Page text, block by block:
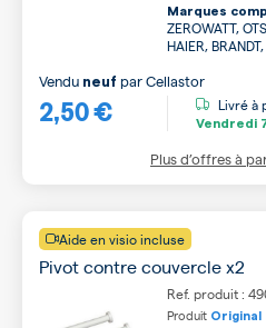
Marques
ZEROWATT,
HAIER, BRANDT,
2,50 €
Vendu neuf parCellastor
Livré à
Vendredi
Plus d’offres à
Aide en visio incluse
Pivot contre couvercle x2
Ref. produit :
Produit Original